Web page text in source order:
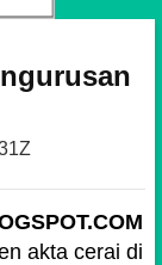
akta cerai di